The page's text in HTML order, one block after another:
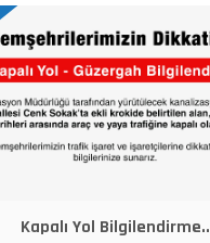
Kapalı Yol Bilgilendirme..